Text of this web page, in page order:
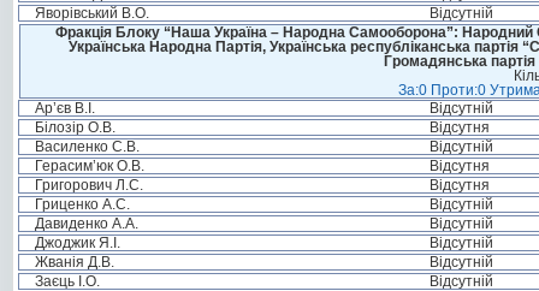
Яворівський В.О.
Відсутній
Фракція Блоку “Наша Україна – Народна Самооборона”: Народний
Українська Народна Партія, Українська республіканська
Громадянська
За:0 Проти:0
Ар’єв В.І.
Відсутній
Білозір О.В.
Відсутня
Василенко С.В.
Відсутній
Герасим’юк О.В.
Відсутня
Григорович Л.С.
Відсутня
Гриценко А.С.
Відсутній
Давиденко А.А.
Відсутній
Джоджик Я.І.
Відсутній
Жванія Д.В.
Відсутній
Заєць І.О.
Відсутній